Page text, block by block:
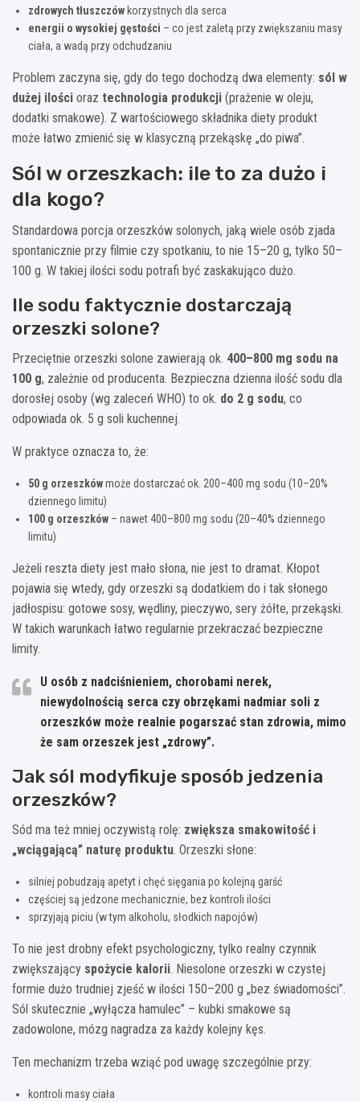
zdrowych tłuszczów korzystnych dla serca
energii o wysokiej gęstości – co jest zaletą przy zwiększaniu masy
ciała, a wadą przy odchudzaniu
Problem zaczyna się, gdy do tego dochodzą dwa elementy: sól w
dużej ilości oraz technologia produkcji (prażenie w oleju,
dodatki smakowe). Z wartościowego składnika diety produkt
może łatwo zmienić się w klasyczną przekąskę „do piwa”.
Sól w orzeszkach: ile to za dużo i
dla kogo?
Standardowa porcja orzeszków solonych, jaką wiele osób zjada
spontanicznie przy filmie czy spotkaniu, to nie 15–20 g, tylko 50–
100 g. W takiej ilości sodu potrafi być zaskakująco dużo.
Ile sodu faktycznie dostarczają
orzeszki solone?
Przeciętnie orzeszki solone zawierają ok. 400–800 mg sodu na
100 g, zależnie od producenta. Bezpieczna dzienna ilość sodu dla
dorosłej osoby (wg zaleceń WHO) to ok. do 2 g sodu, co
odpowiada ok. 5 g soli kuchennej.
W praktyce oznacza to, że:
50 g orzeszkówmoże dostarczać ok. 200–400 mg sodu (10–20%
dziennego limitu)
100 g orzeszków – nawet 400–800 mg sodu (20–40% dziennego
limitu)
Jeżeli reszta diety jest mało słona, nie jest to dramat. Kłopot
pojawia się wtedy, gdy orzeszki są dodatkiem do i tak słonego
jadłospisu: gotowe sosy, wędliny, pieczywo, sery żółte, przekąski.
W takich warunkach łatwo regularnie przekraczać bezpieczne
limity.
U osób z nadciśnieniem, chorobami nerek,
niewydolnością serca czy obrzękami nadmiar soli z
orzeszków może realnie pogarszać stan zdrowia, mimo
że sam orzeszek jest „zdrowy”.
Jak sól modyfikuje sposób jedzenia
orzeszków?
Sód ma też mniej oczywistą rolę: zwiększa smakowitość i
„wciągającą” naturę produktu. Orzeszki słone:
silniej pobudzają apetyt i chęć sięgania po kolejną garść
częściej są jedzone mechanicznie, bez kontroli ilości
sprzyjają piciu (w tym alkoholu, słodkich napojów)
To nie jest drobny efekt psychologiczny, tylko realny czynnik
zwiększający spożycie kalorii. Niesolone orzeszki w czystej
formie dużo trudniej zjeść w ilości 150–200 g „bez świadomości”.
Sól skutecznie „wyłącza hamulec” – kubki smakowe są
zadowolone, mózg nagradza za każdy kolejny kęs.
Ten mechanizm trzeba wziąć pod uwagę szczególnie przy:
kontroli masy ciała